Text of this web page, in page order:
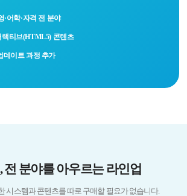
·어학·자격 전 분야
랙티브(HTML5) 콘텐츠
데이트 과정 추가
전 분야를 아우르는 라인업
시스템과 콘텐츠를 따로 구매할 필요가 없습니다.